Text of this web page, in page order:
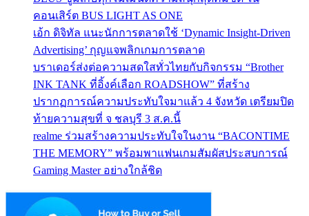
คอนเสิร์ต BUS LIGHT AS ONE
เอ้ก ดิจิทัล แนะนักการตลาดใช้ ‘Dynamic Insight-Driven
Advertising’ กุญแจพลิกเกมการตลาด
บราเดอร์ส่งต่อความสดใสทั่วไทยกับกิจกรรม “Brother
INK TANK ที่อิ้งค์เลือก ROADSHOW” ที่สร้าง
ปรากฏการณ์ความประทับใจมาแล้ว 4 จังหวัด เตรียมปิด
ท้ายความสุขที่ จ ชลบุรี 3 ส.ค.นี้
realme ร่วมสร้างความประทับใจในงาน “BACONTIME
THE MEMORY” พร้อมพาแฟนเกมสัมผัสประสบการณ์
Gaming Master อย่างใกล้ชิด